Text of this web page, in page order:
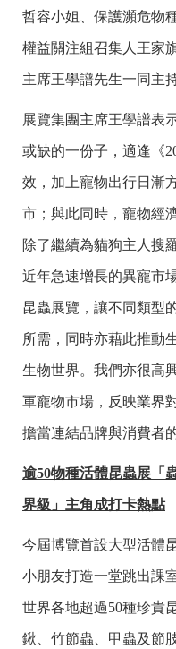
哲容小姐、保護瀕危物
權益關注組召集人王家
主席王學譜先生一同主
展覽集團主席王學譜表
或缺的一份子，適逢《
效，加上寵物出行日漸
市；與此同時，寵物經
除了繼續為貓狗主人搜
近年急速增長的異寵市
昆蟲展覽，讓不同類型
所需，同時亦藉此推動
生物世界。我們亦很高
軍寵物市場，反映業界
擔當連結品牌與消費者
逾50物種活體昆蟲展「
界級」主角成打卡熱點
今屆博覽首設大型活體
小朋友打造一堂跳出課
世界各地超過50種珍貴
鍬、竹節蟲、甲蟲及節